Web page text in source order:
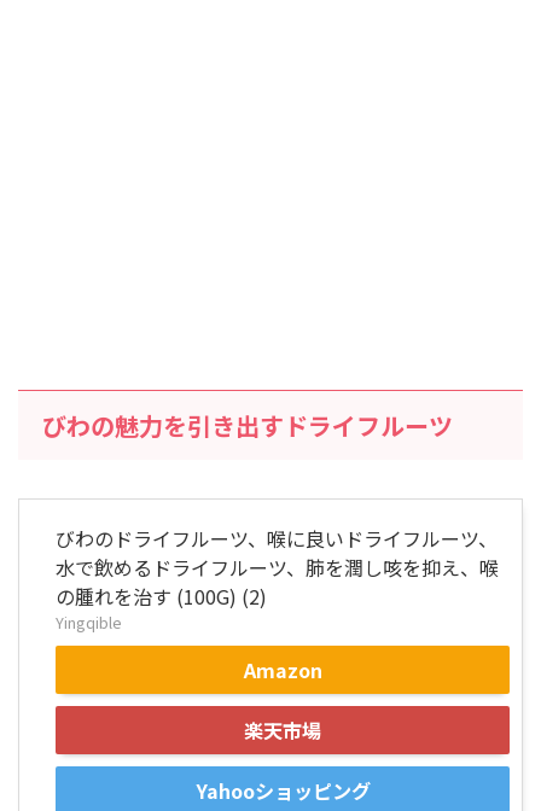
びわの魅力を引き出すドライフルーツ
びわのドライフルーツ、喉に良いドライフルーツ、
水で飲めるドライフルーツ、肺を潤し咳を抑え、喉
の腫れを治す (100G) (2)
Yingqible
Amazon
楽天市場
Yahooショッピング